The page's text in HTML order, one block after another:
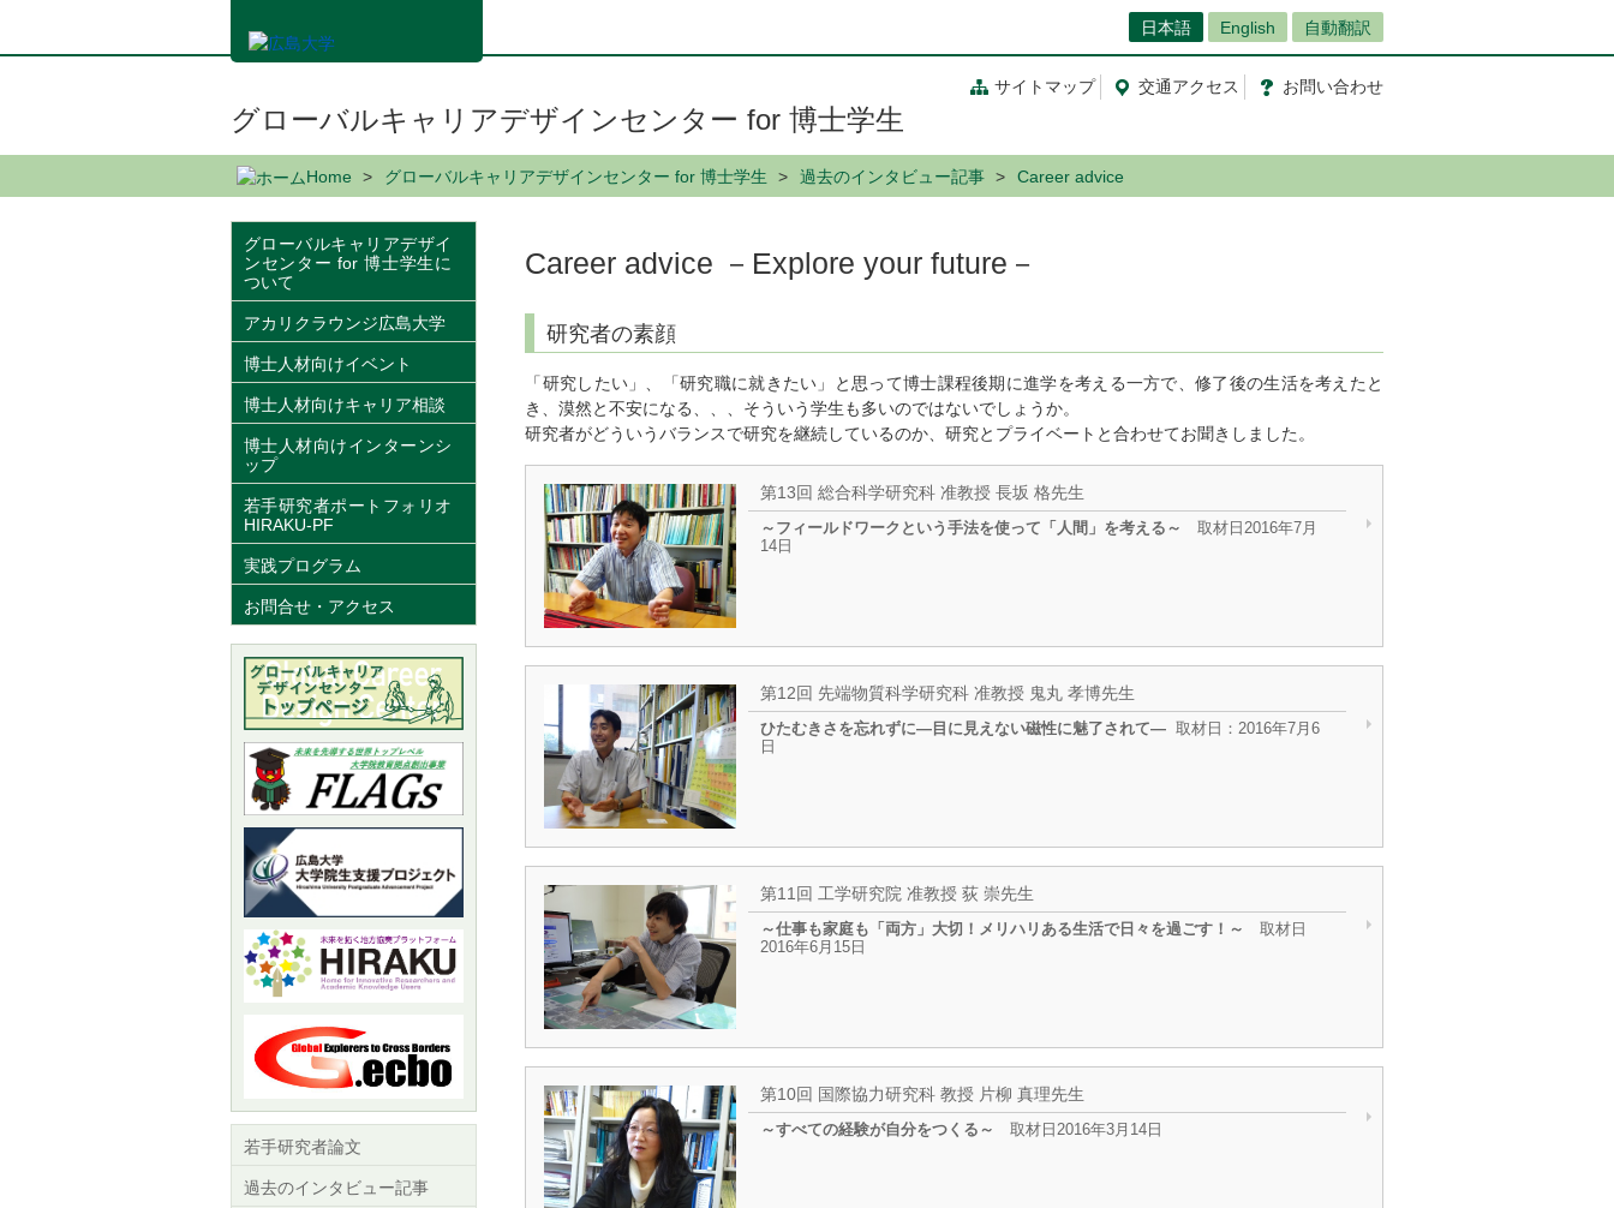
ン
日本語 English 自動翻訳
サイトマップ 交通アクセス お問い合わせ
グローバルキャリアデザインセンター for 博士学生
Home グローバルキャリアデザインセンター for 博士学生 過去のインタビュー記事 Career advice
Career advice －Explore your future－
研究者の素顔
「研究したい」、「研究職に就きたい」と思って博士課程後期に進学を考える一方で、修了後の生活を考えたと
き、漠然と不安になる、、、そういう学生も多いのではないでしょうか。
研究者がどういうバランスで研究を継続しているのか、研究とプライベートと合わせてお聞きしました。
第13回 総合科学研究科 准教授 長坂 格先生
～フィールドワークという手法を使って「人間」を考える～取材日2016年7月
14日
第12回 先端物質科学研究科 准教授 鬼丸 孝博先生
ひたむきさを忘れずに―目に見えない磁性に魅了されて―取材日：2016年7月6
日
第11回 工学研究院 准教授 荻 崇先生
～仕事も家庭も「両方」大切！メリハリある生活で日々を過ごす！～取材日
2016年6月15日
第10回 国際協力研究科 教授 片柳 真理先生
～すべての経験が自分をつくる～取材日2016年3月14日
グローバルキャリアデザイ
ンセンター for 博士学生に
ついて
アカリクラウンジ広島大学
博士人材向けイベント
博士人材向けキャリア相談
博士人材向けインターンシ
ップ
若手研究者ポートフォリオ
HIRAKU-PF
実践プログラム
お問合せ・アクセス
若手研究者論文
過去のインタビュー記事